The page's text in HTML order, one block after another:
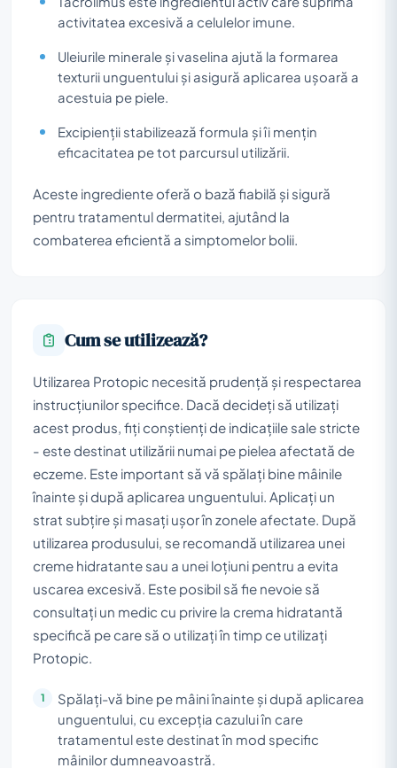
activitatea excesivă a celulelor imune.
Uleiurile minerale și vaselina ajută la formarea
texturii unguentului și asigură aplicarea ușoară a
acestuia pe piele.
Excipienții stabilizează formula și îi mențin
eficacitatea pe tot parcursul utilizării.
Aceste ingrediente oferă o bază fiabilă și sigură
pentru tratamentul dermatitei, ajutând la
combaterea eficientă a simptomelor bolii.
Cum se utilizează?
Utilizarea Protopic necesită prudență și respectarea
instrucțiunilor specifice. Dacă decideți să utilizați
acest produs, fiți conștienți de indicațiile sale stricte
- este destinat utilizării numai pe pielea afectată de
eczeme. Este important să vă spălați bine mâinile
înainte și după aplicarea unguentului. Aplicați un
strat subțire și masați ușor în zonele afectate. După
utilizarea produsului, se recomandă utilizarea unei
creme hidratante sau a unei loțiuni pentru a evita
uscarea excesivă. Este posibil să fie nevoie să
consultați un medic cu privire la crema hidratantă
specifică pe care să o utilizați în timp ce utilizați
Protopic.
Spălați-vă bine pe mâini înainte și după aplicarea
unguentului, cu excepția cazului în care
tratamentul este destinat în mod specific
mâinilor dumneavoastră.